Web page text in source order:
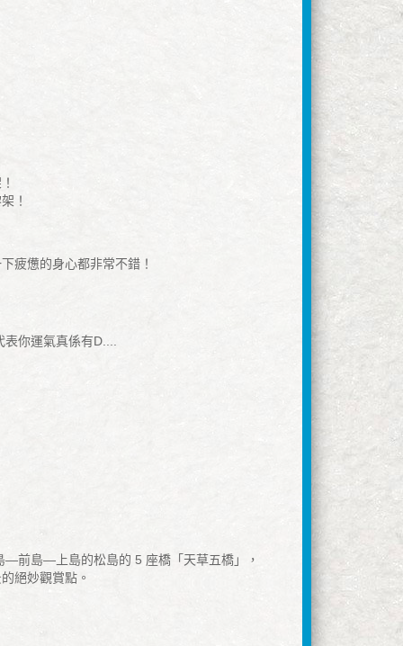
！
疲憊的身心都非常不錯！
你運氣真係有D....
前島—上島的松島的 5 座橋「天草五橋」，
絕妙觀賞點。